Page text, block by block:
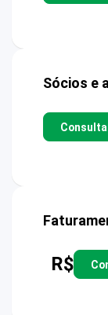
Sócios e
R$